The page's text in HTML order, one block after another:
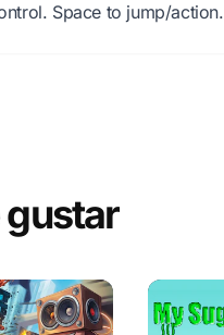
Space to jump/action.
gustar